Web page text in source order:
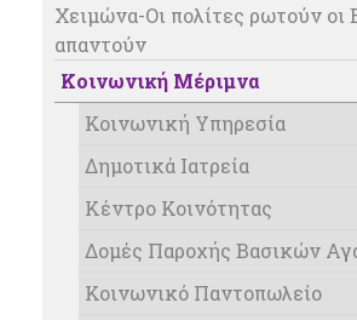
Χειμώνα-Οι πολίτες ρωτούν οι
απαντούν͏‌ ͏‌ ͏‌ ͏‌ ͏‌ ͏‌ ͏‌ ͏‌ ͏‌ ͏‌ ͏‌ ͏‌ ͏‌
Κοινωνική Μέριμνα
Κοινωνική Υπηρεσία
Δημοτικά Ιατρεία
Κέντρο Κοινότητας
Δομές Παροχής Βασικών
Κοινωνικό Παντοπωλείο